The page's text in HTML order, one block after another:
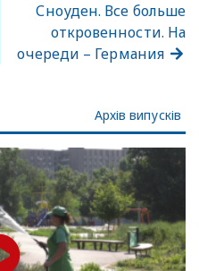
Сноуден. Все больше
откровенности. На
очереди – Германия
Архів випусків